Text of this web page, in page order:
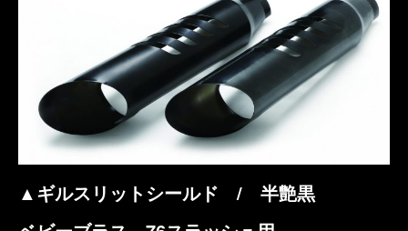
▲ギルスリットシールド / 半艶黒